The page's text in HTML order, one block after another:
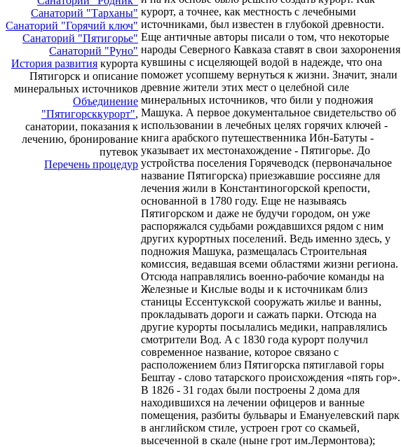
Санаторий "Тарханы"
Санаторий "Горячий ключ"
Санаторий "Пятигорье"
Санаторий "Руно"
История развития курорта
Пятигорск и описание
минеральных источников
Объединение
"Пятигорсккурорт",
санатории, показания к
лечению, бронирование
путевок
Перечень процедур
курорт, а точнее, как местность с лечебными
источниками, был известен в глубокой древности.
Еще античные авторы писали о том, что некоторые
народы Северного Кавказа ставят в свои захоронения
кувшины с исцеляющей водой в надежде, что она
поможет усопшему вернуться к жизни. Значит, знали
древние жители этих мест о целебной силе
минеральных источников, что били у подножия
Машука. А первое документальное свидетельство об
использовании в лечебных целях горячих ключей -
книга арабского путешественника Ибн-Батуты -
указывает их местонахождение - Пятигорье. До
устройства поселения Горячеводск (первоначальное
название Пятигорска) приезжавшие россияне для
лечения жили в Константиногорской крепости,
основанной в 1780 году. Еще не называясь
Пятигорском и даже не будучи городом, он уже
распоряжался судьбами рождавшихся рядом с ним
других курортных поселений. Ведь именно здесь, у
подножия Машука, размещалась Строительная
комиссия, ведавшая всеми областями жизни региона.
Отсюда направлялись военно-рабочие команды на
Железные и Кислые воды и к источникам близ
станицы Ессентукской сооружать жилье и ванны,
прокладывать дороги и сажать парки. Отсюда на
другие курорты посылались медики, направлялись
смотрители Вод. A c 1830 года курорт получил
современное название, которое связано с
расположением близ Пятигорска пятиглавой горы
Бештау - слово татарского происхождения «пять гор».
В 1826 - 31 годах были построены 2 дома для
находившихся на лечении офицеров и ванные
помещения, разбиты бульвары и Емануелевский парк
в английском стиле, устроен грот со скамьей,
высеченной в скале (ныне грот им.Лермонтова);